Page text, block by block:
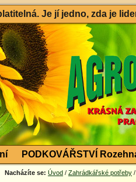
Je jí jedno, zda je
PODKOVÁŘSTVÍ
Nacházíte se: Úvod / Zahrádkářské potřeby